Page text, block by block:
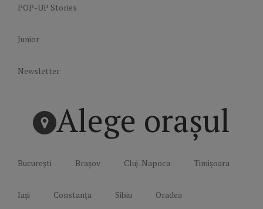
POP-UP Stories
Junior
Newsletter
Alege orașul
București Brașov Cluj-Napoca Timișoara
Iași Constanța Sibiu Oradea